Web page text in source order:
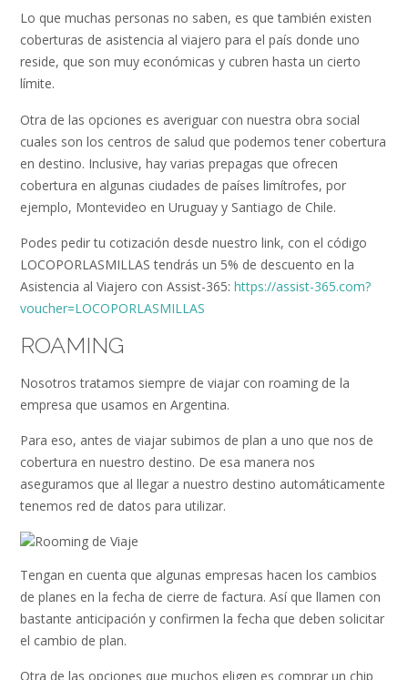
Lo que muchas personas no saben, es que también existen
coberturas de asistencia al viajero para el país donde uno
reside, que son muy económicas y cubren hasta un cierto
límite.
Otra de las opciones es averiguar con nuestra obra social
cuales son los centros de salud que podemos tener cobertura
en destino. Inclusive, hay varias prepagas que ofrecen
cobertura en algunas ciudades de países limítrofes, por
ejemplo, Montevideo en Uruguay y Santiago de Chile.
Podes pedir tu cotización desde nuestro link, con el código
LOCOPORLASMILLAS tendrás un 5% de descuento en la
Asistencia al Viajero con Assist-365: https://assist-365.com?
voucher=LOCOPORLASMILLAS
ROAMING
Nosotros tratamos siempre de viajar con roaming de la
empresa que usamos en Argentina.
Para eso, antes de viajar subimos de plan a uno que nos de
cobertura en nuestro destino. De esa manera nos
aseguramos que al llegar a nuestro destino automáticamente
tenemos red de datos para utilizar.
Tengan en cuenta que algunas empresas hacen los cambios
de planes en la fecha de cierre de factura. Así que llamen con
bastante anticipación y confirmen la fecha que deben solicitar
el cambio de plan.
Otra de las opciones que muchos eligen es comprar un chip